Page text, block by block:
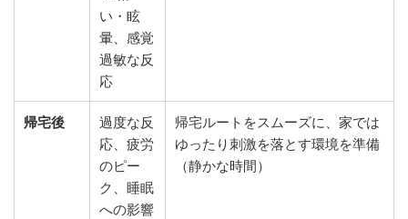
い・眩
暈、感覚
過敏な反
応
帰宅後
過度な反
応、疲労
のピー
ク、睡眠
への影響
帰宅ルートをスムーズに、家では
ゆったり刺激を落とす環境を準備
（静かな時間）